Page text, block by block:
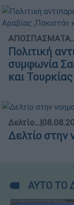
Πολιτική
συμφωνία
και Τουρκίας
Δελτίο...|
Δελτίο στην
ΑΥΤΟ ΤΟ